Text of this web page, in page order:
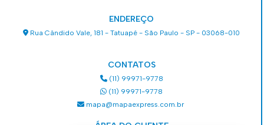
ENDEREÇO
Rua Cândido Vale, 181 - Tatuapé - São Paulo - SP - 03068-010
CONTATOS
(11) 99971-9778
(11) 99971-9778
mapa@mapaexpress.com.br